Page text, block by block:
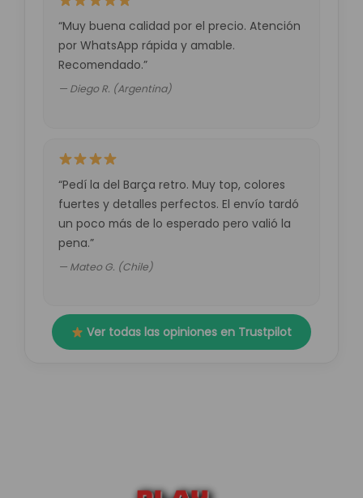
“Muy buena calidad por el precio. Atención
por WhatsApp rápida y amable.
Recomendado.”
— Diego R. (Argentina)
“Pedí la del Barça retro. Muy top, colores
fuertes y detalles perfectos. El envío tardó
un poco más de lo esperado pero valió la
pena.”
— Mateo G. (Chile)
Ver todas las opiniones en Trustpilot